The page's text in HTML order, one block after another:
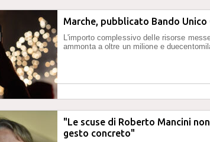
Marche, pubblicato Bando Unico
L'importo complessivo delle risorse
ammonta a oltre un milione e
"Le scuse di Roberto Mancini
gesto concreto"